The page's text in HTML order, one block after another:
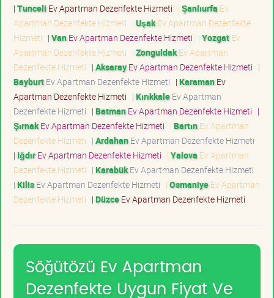
| Tunceli Ev Apartman Dezenfekte Hizmeti | Şanlıurfa Ev
Apartman Dezenfekte Hizmeti | UşakEv Apartman Dezenfekte
Hizmeti | VanEv Apartman Dezenfekte Hizmeti | YozgatEv
Apartman Dezenfekte Hizmeti | ZonguldakEv Apartman
Dezenfekte Hizmeti | AksarayEv Apartman Dezenfekte Hizmeti |
BayburtEv Apartman Dezenfekte Hizmeti | KaramanEv
Apartman Dezenfekte Hizmeti | KırıkkaleEv Apartman
Dezenfekte Hizmeti | BatmanEv Apartman Dezenfekte Hizmeti |
ŞırnakEv Apartman Dezenfekte Hizmeti | BartınEv Apartman
Dezenfekte Hizmeti | ArdahanEv Apartman Dezenfekte Hizmeti
| IğdırEv Apartman Dezenfekte Hizmeti | Yalova Ev Apartman
Dezenfekte Hizmeti | KarabükEv Apartman Dezenfekte Hizmeti
| KilisEv Apartman Dezenfekte Hizmeti | OsmaniyeEv Apartman
Dezenfekte Hizmeti | DüzceEv Apartman Dezenfekte Hizmeti
Söğütözü Ev Apartman
Dezenfekte Uygun Fiyat Ve